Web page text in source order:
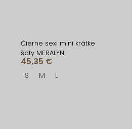
Čierne sexi mini krátke
šaty MERALYN
45,35 €
S M L